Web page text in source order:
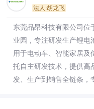
法人:胡龙飞
东莞品昂科技有限公司位
业园，专注研发生产锂电
用于电动车、智能家居及
托自主研发技术，提供高
发、生产到销售全链条，